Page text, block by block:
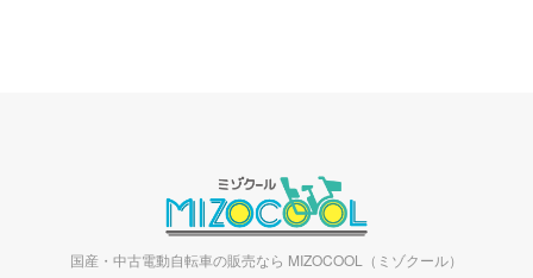
国産・中古電動自転車の販売なら MIZOCOOL（ミゾクール）